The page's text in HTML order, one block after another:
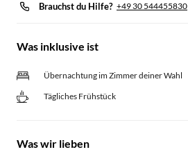
Brauchst du Hilfe? +49 30 544455830
Was inklusive ist
Übernachtung im Zimmer deiner Wahl
Tägliches Frühstück
Was wir lieben